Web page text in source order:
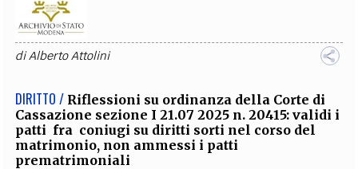
diAlberto Attolini
DIRITTO / Riflessioni su ordinanza della Corte di
Cassazione sezione I 21.07 2025 n. 20415: validi i
patti fra coniugi su diritti sorti nel corso del
matrimonio, non ammessi i patti
prematrimoniali